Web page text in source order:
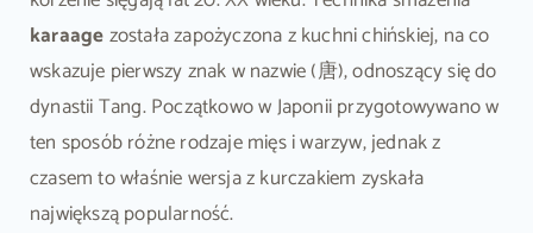
karaagezostała zapożyczona z kuchni chińskiej, na co
wskazuje pierwszy znak w nazwie (唐), odnoszący się do
dynastii Tang. Początkowo w Japonii przygotowywano w
ten sposób różne rodzaje mięs i warzyw, jednak z
czasem to właśnie wersja z kurczakiem zyskała
największą popularność.